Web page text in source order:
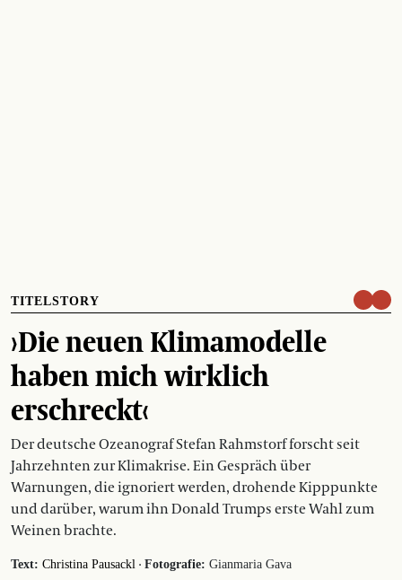
TITELSTORY
›Die neuen Klimamodelle
haben mich wirklich
erschreckt‹
Der deutsche Ozeanograf Stefan Rahmstorf forscht seit
Jahrzehnten zur Klimakrise. Ein Gespräch über
Warnungen, die ignoriert werden, drohende Kipppunkte
und darüber, warum ihn Donald Trumps erste Wahl zum
Weinen brachte.
Text: Christina Pausackl · Fotografie: Gianmaria Gava